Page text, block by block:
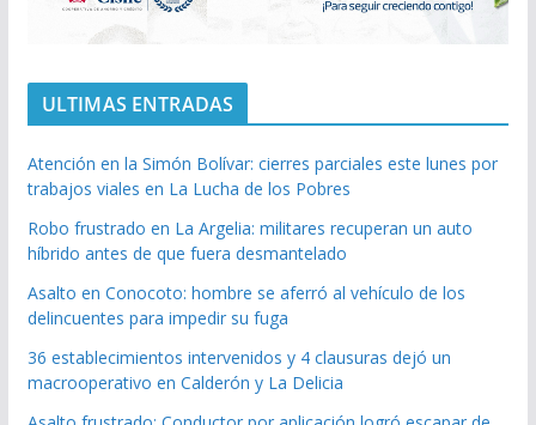
ULTIMAS ENTRADAS
Atención en la Simón Bolívar: cierres parciales este lunes por
trabajos viales en La Lucha de los Pobres
Robo frustrado en La Argelia: militares recuperan un auto
híbrido antes de que fuera desmantelado
Asalto en Conocoto: hombre se aferró al vehículo de los
delincuentes para impedir su fuga
36 establecimientos intervenidos y 4 clausuras dejó un
macrooperativo en Calderón y La Delicia